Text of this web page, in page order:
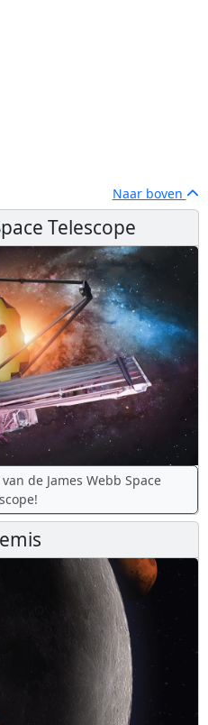
Naar boven
Telescope
de James Webb Space